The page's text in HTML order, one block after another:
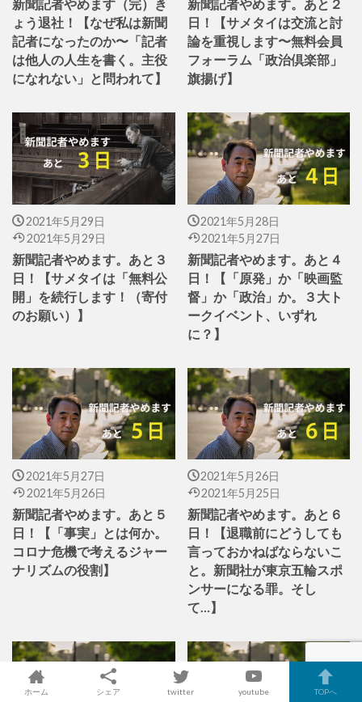
新聞記者やめます（完）き
ょう退社！【なぜ私は新聞
記者になったのか〜「記者
は他人の人生を書く。主役
になれない」と問われて】
新聞記者やめます。あと２
日！【サメタイは交流と討
論を重視します〜無料会員
フォーラム「政治倶楽部」
旗揚げ】
2021年5月29日
2021年5月29日
新聞記者やめます。あと３
日！【サメタイは「無料公
開」を続行します！（寄付
のお願い）】
2021年5月28日
2021年5月27日
新聞記者やめます。あと４
日！【「原発」か「映画監
督」か「政治」か。３大ト
ークイベント、いずれ
に？】
2021年5月27日
2021年5月26日
新聞記者やめます。あと５
日！【「事実」とは何か。
コロナ危機で考えるジャー
ナリズムの役割】
2021年5月26日
2021年5月25日
新聞記者やめます。あと６
日！【退職前にどうしても
言っておかねばならないこ
と。新聞社が東京五輪スポ
ンサーになる罪。そし
て…】
ホーム シェア twitter youtube TOPへ